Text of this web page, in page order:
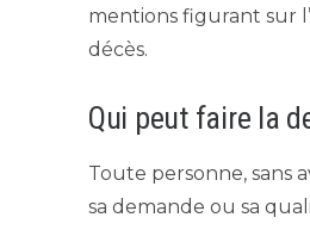
mentions figurant sur
décès.
Qui peut faire la
Toute personne, sans
sa demande ou sa